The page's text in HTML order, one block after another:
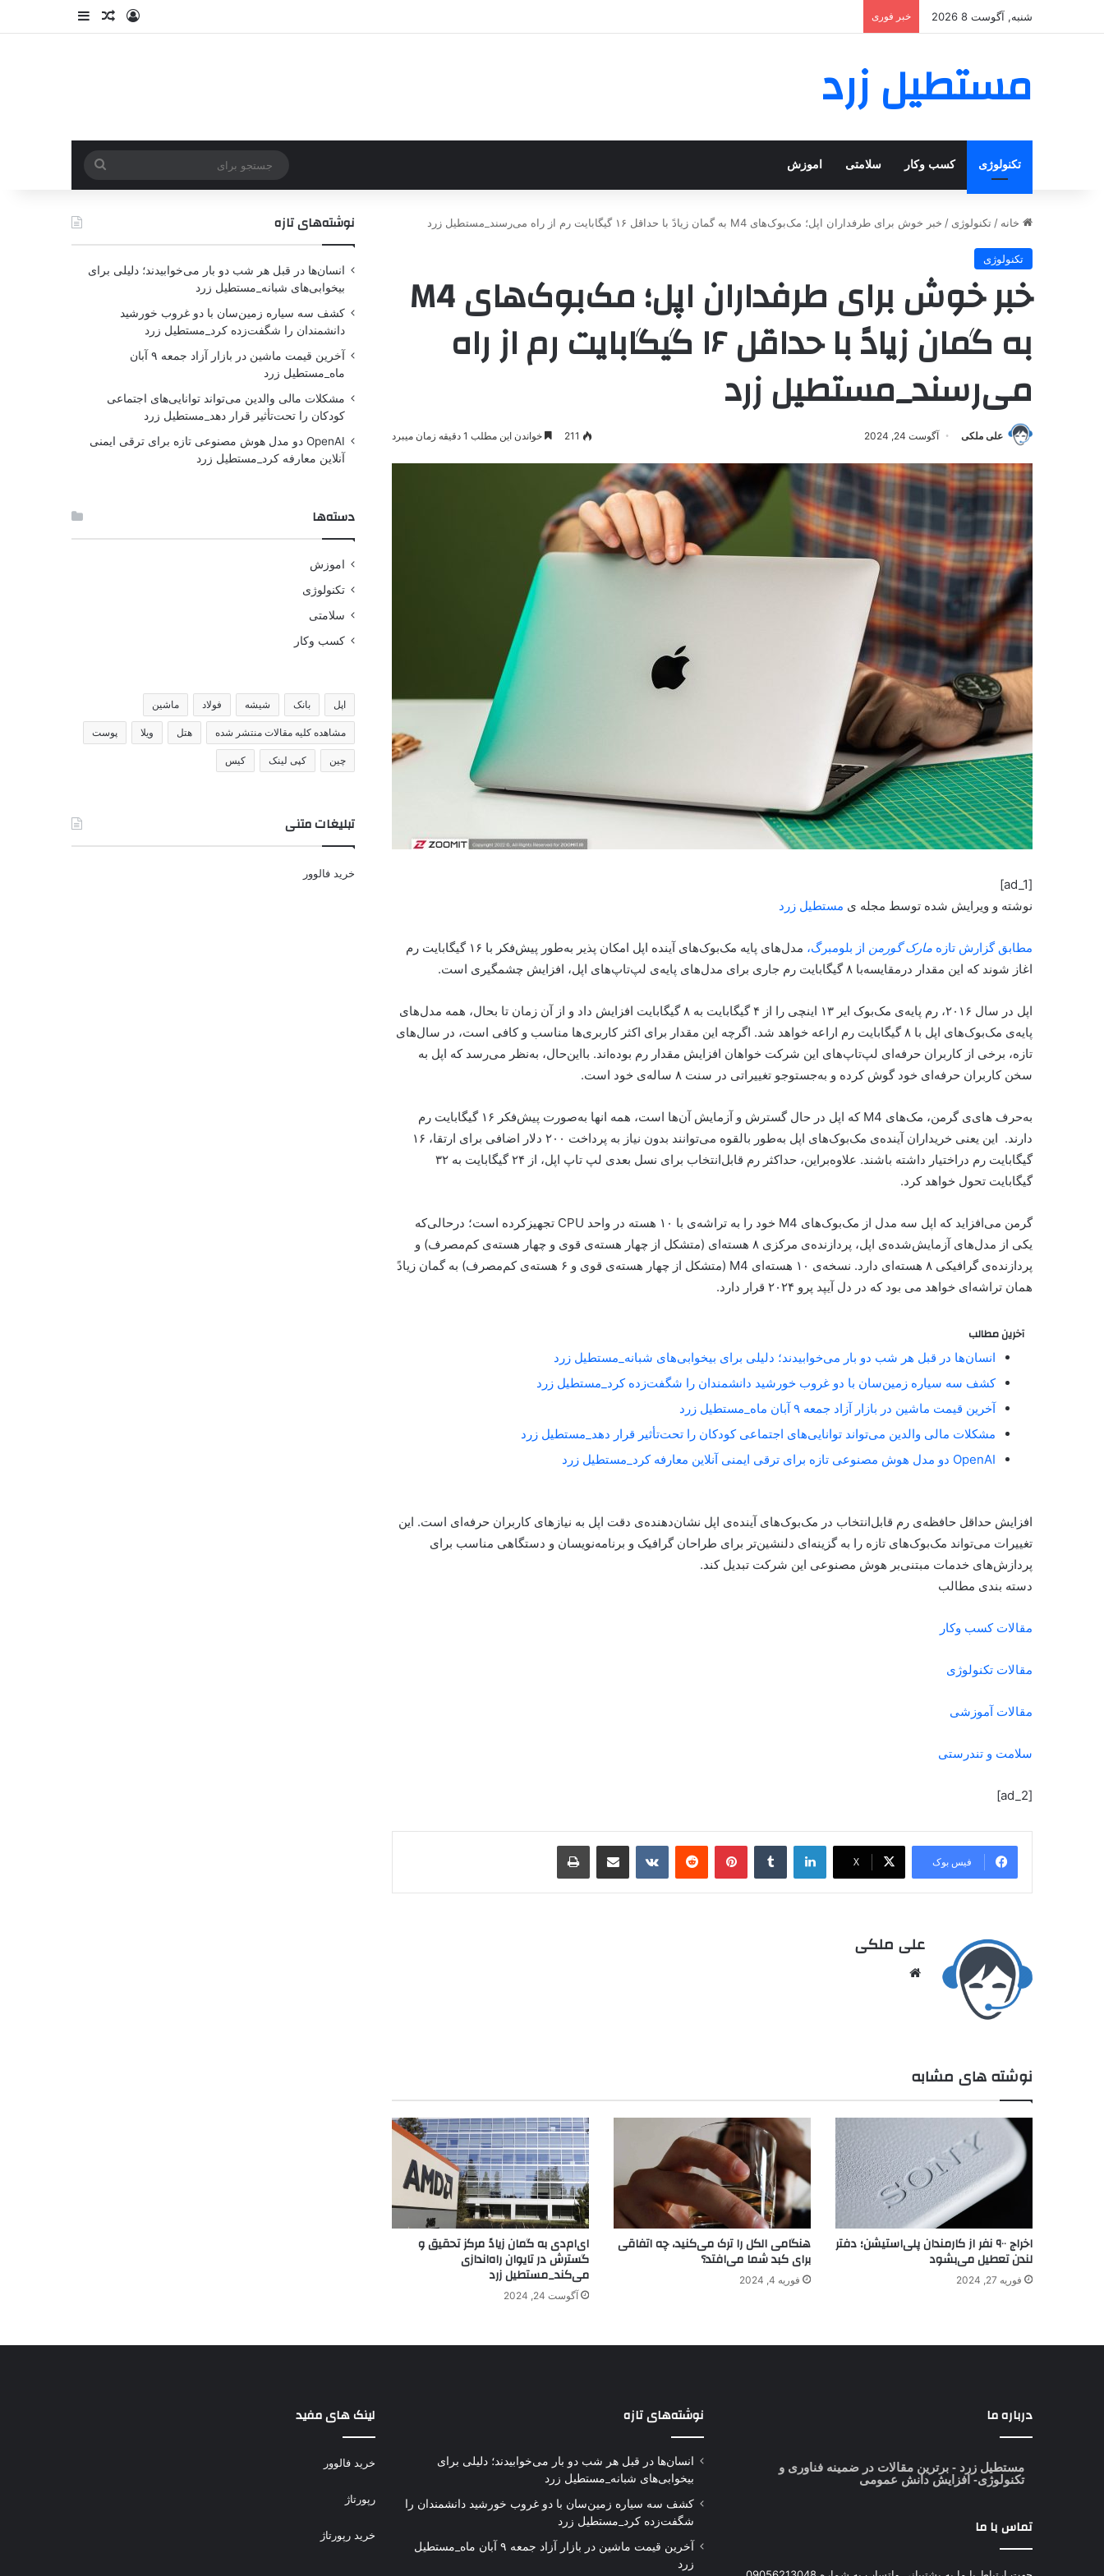
شنبه, آگوست 8 2026 خبر فوری
مستطیل زرد
تکنولوژی کسب وکار سلامتی اموزش
خانه / تکنولوژی / خبر خوش برای طرفداران اپل؛ مک‌بوک‌های M4 به گمان زیادً با حداقل ۱۶ گیگابایت رم از راه می‌رسند_مستطیل زرد
تکنولوژی
خبر خوش برای طرفداران اپل؛ مک‌بوک‌های M4
به گمان زیادً با حداقل ۱۶ گیگابایت رم از راه
می‌رسند_مستطیل زرد
علی ملکی آگوست 24, 2024 211 خواندن این مطلب 1 دقیقه زمان میبرد
[ad_1]
نوشته و ویرایش شده توسط مجله ی مستطیل زرد
مطابق گزارش تازه مارک گورمن از بلومبرگ،
مدل‌های پایه مک‌‌بوک‌های آینده اپل امکان پذیر به‌طور پیش‌فکر با ۱۶ گیگابایت رم
اغاز شوند که این مقدار درمقایسه‌با ۸ گیگابایت رم جاری برای مدل‌های پایه‌ی لپ‌تاپ‌های اپل، افزایش چشمگیری است.
اپل در سال ۲۰۱۶، رم پایه‌ی ‌مک‌بوک ایر ۱۳ اینچی را از ۴ گیگابایت به ۸ گیگابایت افزایش داد و از آن زمان تا بحال، همه مدل‌های
پایه‌ی مک‌بوک‌های اپل با ۸ گیگابایت رم اراعه خواهد شد. اگرچه این مقدار برای اکثر کاربری‌ها مناسب و کافی است، در سال‌های
تازه، برخی از کاربران حرفه‌ای لپ‌تاپ‌های این شرکت خواهان افزایش مقدار رم بوده‌اند. بااین‌حال، به‌نظر می‌رسد که اپل به
سخن کاربران حرفه‌ای خود گوش کرده و ‌به‌جستوجو تغییراتی در سنت ۸ ساله‌ی خود است.
به‌حرف های‌ی گرمن، مک‌های M4 که اپل در حال گسترش و آزمایش آن‌ها است، همه انها به‌صورت پیش‌فکر ۱۶ گیگابایت رم
دارند. این یعنی خریداران آینده‌ی مک‌بوک‌های اپل به‌طور بالقوه می‌توانند بدون نیاز به پرداخت ۲۰۰ دلار اضافی برای ارتقا، ۱۶
گیگابایت رم دراختیار داشته باشند. علاوه‌بر‌این، حداکثر رم قابل‌انتخاب برای نسل بعدی لپ تاپ‌ اپل، از ۲۴ گیگابایت به ۳۲
گیگابایت تحول خواهد کرد.
گرمن می‌افزاید که اپل سه مدل از مک‌بوک‌های M4 خود را به تراشه‌ی با ۱۰ هسته در واحد CPU تجهیزکرده ‌است؛ درحالی‌که
یکی از مدل‌های آزمایش‌شده‌ی اپل، پردازنده‌ی مرکزی ۸ هسته‌ای (متشکل از چهار هسته‌ی قوی و چهار هسته‌ی کم‌مصرف) و
پردازنده‌ی گرافیکی ۸ هسته‌ای دارد. نسخه‌ی ۱۰ هسته‌ای M4 (متشکل از چهار هسته‌ی قوی و ۶ هسته‌ی کم‌مصرف) به گمان زیادً
همان تراشه‌ای خواهد می بود که در دل آیپد پرو ۲۰۲۴ قرار دارد.
آخرین مطالب
انسان‌ها در قبل هر شب دو بار می‌خوابیدند؛ دلیلی برای بیخوابی‌های شبانه_مستطیل زرد
کشف سه سیاره زمین‌سان با دو غروب خورشید دانشمندان را شگفت‌زده کرد_مستطیل زرد
آخرین قیمت ماشین در بازار آزاد جمعه ۹ آبان ماه_مستطیل زرد
مشکلات مالی والدین می‌تواند توانایی‌های اجتماعی کودکان را تحت‌تأثیر قرار دهد_مستطیل زرد
OpenAI دو مدل هوش مصنوعی تازه برای ترقی ایمنی آنلاین معارفه کرد_مستطیل زرد
افزایش حداقل حافظه‌ی رم قابل‌انتخاب در مک‌بوک‌های آینده‌ی اپل نشان‌دهنده‌ی دقت اپل به نیازهای کاربران حرفه‌ای است. این
تغییرات می‌تواند مک‌بوک‌های تازه را به گزینه‌ای دلنشین‌تر برای طراحان گرافیک و برنامه‌نویسان و دستگاهی مناسب برای
پردازش‌های خدمات مبتنی‌بر هوش مصنوعی این شرکت تبدیل کند.
دسته بندی مطالب
مقالات کسب وکار
مقالات تکنولوژی
مقالات آموزشی
سلامت و تندرستی
[ad_2]
فیس بوک X
علی ملکی
نوشته های مشابه
اخراج ۹۰۰ نفر از کارمندان پلی‌استیشن؛ دفتر
لندن تعطیل می‌بشود
فوریه 27, 2024
هنگامی الکل را ترک می‌کنید، چه اتفاقی
برای کبد شما می‌افتد؟
فوریه 4, 2024
ای‌ام‌دی به گمان زیادً مرکز تحقیق و
گسترش در تایوان راه‌اندازی
می‌کند_مستطیل زرد
آگوست 24, 2024
نوشته‌های تازه
انسان‌ها در قبل هر شب دو بار می‌خوابیدند؛ دلیلی برای
بیخوابی‌های شبانه_مستطیل زرد
کشف سه سیاره زمین‌سان با دو غروب خورشید
دانشمندان را شگفت‌زده کرد_مستطیل زرد
آخرین قیمت ماشین در بازار آزاد جمعه ۹ آبان
ماه_مستطیل زرد
مشکلات مالی والدین می‌تواند توانایی‌های اجتماعی
کودکان را تحت‌تأثیر قرار دهد_مستطیل زرد
OpenAI دو مدل هوش مصنوعی تازه برای ترقی ایمنی
آنلاین معارفه کرد_مستطیل زرد
دسته‌ها
اموزش
تکنولوژی
سلامتی
کسب وکار
اپل بانک شیشه فولاد ماشین
مشاهده کلیه مقالات منتشر شده هتل ویلا پوست
چین کپی لینک کیس
تبلیغات متنی
خرید فالوور
درباره ما
مستطیل زرد - برترین مقالات در ضمینه فناوری و
تکنولوژی- افزایش دانش عمومی
تماس با ما
نوشته‌های تازه
انسان‌ها در قبل هر شب دو بار می‌خوابیدند؛ دلیلی برای
بیخوابی‌های شبانه_مستطیل زرد
کشف سه سیاره زمین‌سان با دو غروب خورشید دانشمندان را
شگفت‌زده کرد_مستطیل زرد
آخرین قیمت ماشین در بازار آزاد جمعه ۹ آبان ماه_مستطیل
زرد
لینک های مفید
خرید فالوور
رپورتاژ
خرید رپورتاژ